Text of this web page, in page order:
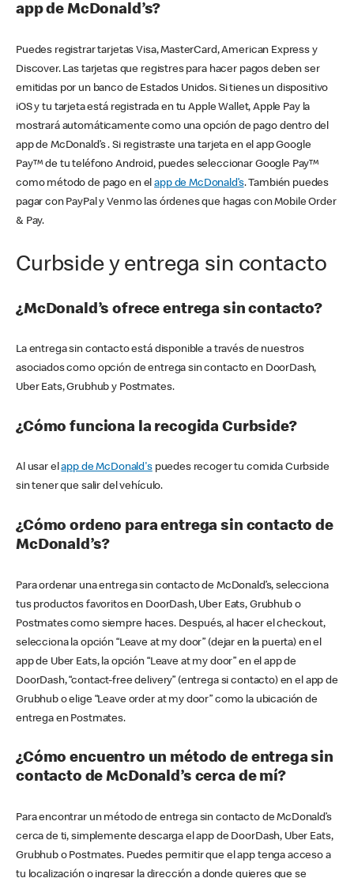
app de McDonald’s?
Puedes registrar tarjetas Visa, MasterCard, American Express y
Discover. Las tarjetas que registres para hacer pagos deben ser
emitidas por un banco de Estados Unidos. Si tienes un dispositivo
iOS y tu tarjeta está registrada en tu Apple Wallet, Apple Pay la
mostrará automáticamente como una opción de pago dentro del
app de McDonald’s . Si registraste una tarjeta en el app Google
Pay™ de tu teléfono Android, puedes seleccionar Google Pay™
como método de pago en elapp de McDonald’s. También puedes
pagar con PayPal y Venmo las órdenes que hagas con Mobile Order
& Pay.
Curbside y entrega sin contacto
¿McDonald’s ofrece entrega sin contacto?
La entrega sin contacto está disponible a través de nuestros
asociados como opción de entrega sin contacto en DoorDash,
Uber Eats, Grubhub y Postmates.
¿Cómo funciona la recogida Curbside?
Al usar elapp de McDonald'spuedes recoger tu comida Curbside
sin tener que salir del vehículo.
¿Cómo ordeno para entrega sin contacto de
McDonald’s?
Para ordenar una entrega sin contacto de McDonald’s, selecciona
tus productos favoritos en DoorDash, Uber Eats, Grubhub o
Postmates como siempre haces. Después, al hacer el checkout,
selecciona la opción “Leave at my door” (dejar en la puerta) en el
app de Uber Eats, la opción “Leave at my door” en el app de
DoorDash, “contact-free delivery” (entrega si contacto) en el app de
Grubhub o elige “Leave order at my door” como la ubicación de
entrega en Postmates.
¿Cómo encuentro un método de entrega sin
contacto de McDonald’s cerca de mí?
Para encontrar un método de entrega sin contacto de McDonald’s
cerca de ti, simplemente descarga el app de DoorDash, Uber Eats,
Grubhub o Postmates. Puedes permitir que el app tenga acceso a
tu localización o ingresar la dirección a donde quieres que se